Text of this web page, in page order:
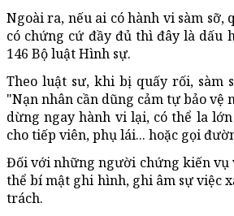
Ngoài ra, nếu ai có hành vi sàm
có chứng cứ đầy đủ thì đây là dấu
146 Bộ luật Hình sự.
Theo luật sư, khi bị quấy rối, sàm
"Nạn nhân cần dũng cảm tự bảo
dừng ngay hành vi lại, có thể la
cho tiếp viên, phụ lái... hoặc gọi
Đối với những người chứng kiến vụ
thể bí mật ghi hình, ghi âm sự việc
trách.